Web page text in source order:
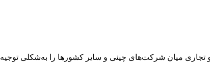
تجاری میان شرکت‌های چینی و سایر کشورها را به‌شکلی